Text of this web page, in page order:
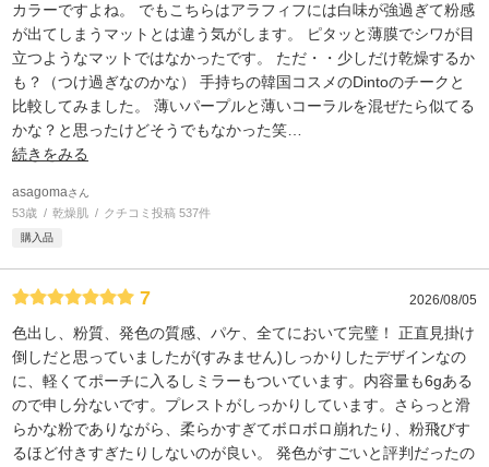
カラーですよね。 でもこちらはアラフィフには白味が強過ぎて粉感
が出てしまうマットとは違う気がします。 ピタッと薄膜でシワが目
立つようなマットではなかったです。 ただ・・少しだけ乾燥するか
も？（つけ過ぎなのかな） 手持ちの韓国コスメのDintoのチークと
比較してみました。 薄いパープルと薄いコーラルを混ぜたら似てる
かな？と思ったけどそうでもなかった笑…
続きをみる
asagomaさん
53歳 乾燥肌 クチコミ投稿 537件
購入品
7 2026/08/05
色出し、粉質、発色の質感、パケ、全てにおいて完璧！ 正直見掛け
倒しだと思っていましたが(すみません)しっかりしたデザインなの
に、軽くてポーチに入るしミラーもついています。内容量も6gある
ので申し分ないです。プレストがしっかりしています。さらっと滑
らかな粉でありながら、柔らかすぎてボロボロ崩れたり、粉飛びす
るほど付きすぎたりしないのが良い。 発色がすごいと評判だったの